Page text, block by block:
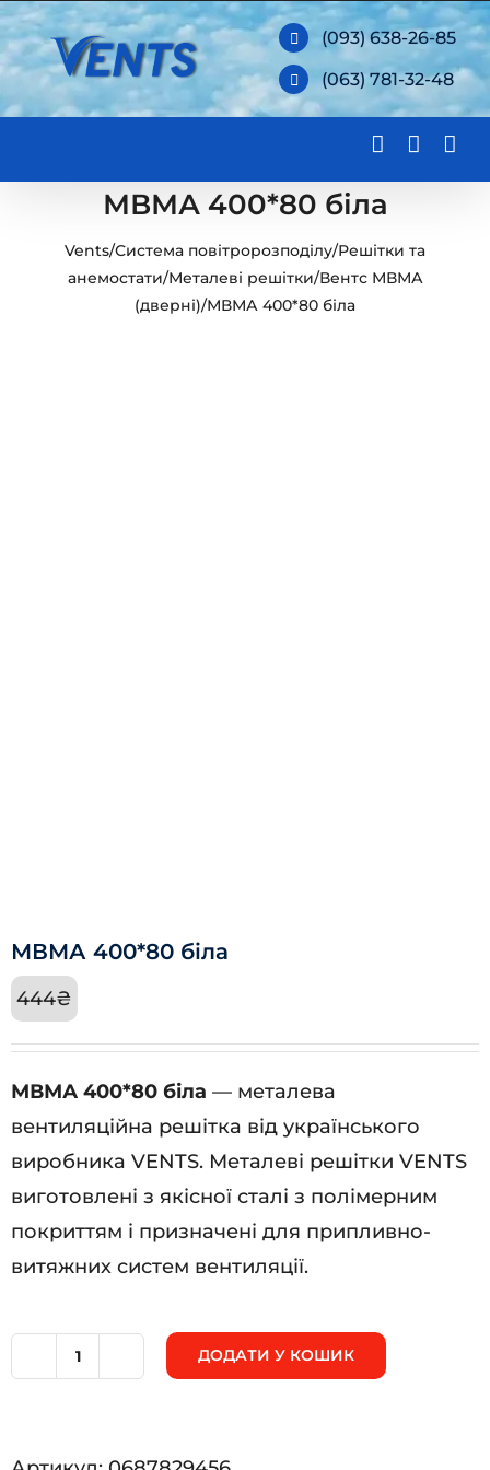
Skip
to
content
(093) 638-26-85
(063) 781-32-48
МВМА 400*80 біла
Vents/Система повітророзподілу/Решітки та
анемостати/Металеві решітки/Вентс МВМА
(дверні)/МВМА 400*80 біла
МВМА 400*80 біла
444₴
МВМА 400*80 біла — металева
вентиляційна решітка від українського
виробника VENTS. Металеві решітки VENTS
виготовлені з якісної сталі з полімерним
покриттям і призначені для припливно-
витяжних систем вентиляції.
ДОДАТИ У КОШИК